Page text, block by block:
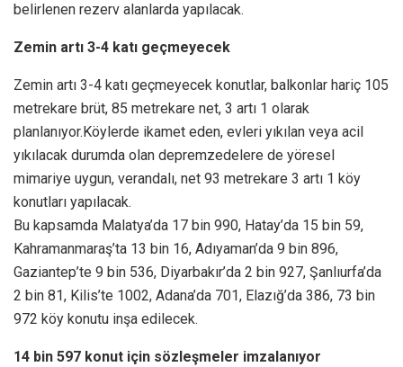
belirlenen rezerv alanlarda yapılacak.
Zemin artı 3-4 katı geçmeyecek
Zemin artı 3-4 katı geçmeyecek konutlar, balkonlar hariç 105
metrekare brüt, 85 metrekare net, 3 artı 1 olarak
planlanıyor.Köylerde ikamet eden, evleri yıkılan veya acil
yıkılacak durumda olan depremzedelere de yöresel
mimariye uygun, verandalı, net 93 metrekare 3 artı 1 köy
konutları yapılacak.
Bu kapsamda Malatya’da 17 bin 990, Hatay’da 15 bin 59,
Kahramanmaraş’ta 13 bin 16, Adıyaman’da 9 bin 896,
Gaziantep’te 9 bin 536, Diyarbakır’da 2 bin 927, Şanlıurfa’da
2 bin 81, Kilis’te 1002, Adana’da 701, Elazığ’da 386, 73 bin
972 köy konutu inşa edilecek.
14 bin 597 konut için sözleşmeler imzalanıyor